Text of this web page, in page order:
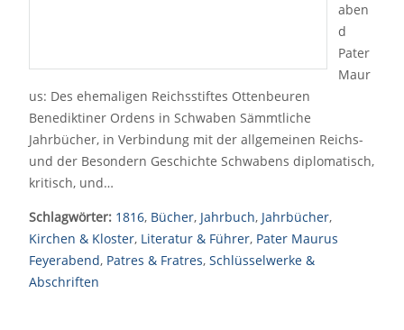
aben
d
Pater
Maur
us: Des ehemaligen Reichsstiftes Ottenbeuren
Benediktiner Ordens in Schwaben Sämmtliche
Jahrbücher, in Verbindung mit der allgemeinen Reichs-
und der Besondern Geschichte Schwabens diplomatisch,
kritisch, und…
Schlagwörter: 1816, Bücher, Jahrbuch, Jahrbücher,
Kirchen & Kloster, Literatur & Führer, Pater Maurus
Feyerabend, Patres & Fratres, Schlüsselwerke &
Abschriften